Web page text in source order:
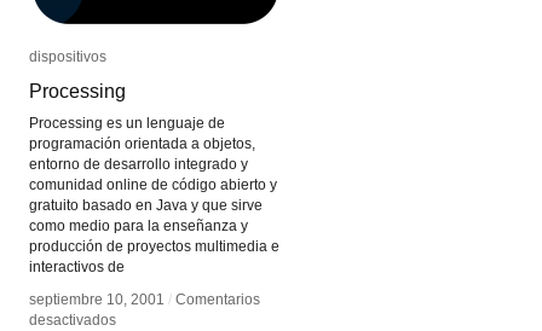
dispositivos
Processing
Processing es un lenguaje de
programación orientada a objetos,
entorno de desarrollo integrado y
comunidad online de código abierto y
gratuito basado en Java y que sirve
como medio para la enseñanza y
producción de proyectos multimedia e
interactivos de
septiembre 10, 2001 / Comentarios
desactivadosen
dispositivos
Processing
septiembre 10, 2001 / Comentarios
desactivadosen